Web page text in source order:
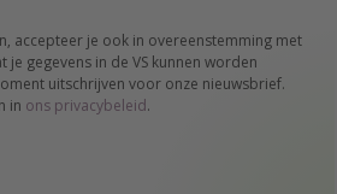
accepteer je ook in overeenstemming met
je gegevens in de VS kunnen worden
uitschrijven voor onze nieuwsbrief.
in ons privacybeleid.